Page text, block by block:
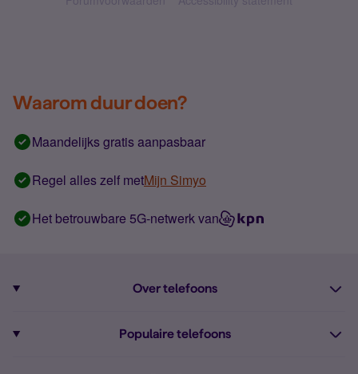
Waarom duur doen?
Maandelijks gratis aanpasbaar
Regel alles zelf metMijn Simyo
Het betrouwbare 5G-netwerk van
Over telefoons
Populaire telefoons